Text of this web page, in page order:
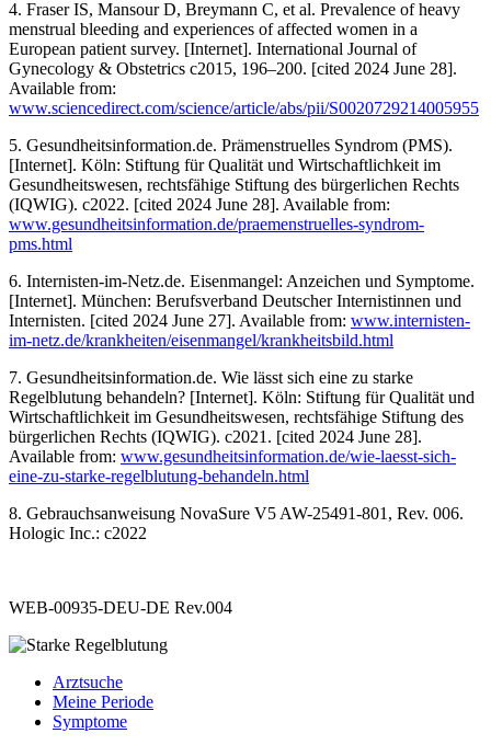
4. Fraser IS, Mansour D, Breymann C, et al. Prevalence of heavy
menstrual bleeding and experiences of affected women in a
European patient survey. [Internet]. International Journal of
Gynecology & Obstetrics c2015, 196–200. [cited 2024 June 28].
Available from:
www.sciencedirect.com/science/article/abs/pii/S0020729214005955
5. Gesundheitsinformation.de. Prämenstruelles Syndrom (PMS).
[Internet]. Köln: Stiftung für Qualität und Wirtschaftlichkeit im
Gesundheitswesen, rechtsfähige Stiftung des bürgerlichen Rechts
(IQWIG). c2022. [cited 2024 June 28]. Available from:
www.gesundheitsinformation.de/praemenstruelles-syndrom-
pms.html
6. Internisten-im-Netz.de. Eisenmangel: Anzeichen und Symptome.
[Internet]. München: Berufsverband Deutscher Internistinnen und
Internisten. [cited 2024 June 27]. Available from: www.internisten-
im-netz.de/krankheiten/eisenmangel/krankheitsbild.html
7. Gesundheitsinformation.de. Wie lässt sich eine zu starke
Regelblutung behandeln? [Internet]. Köln: Stiftung für Qualität und
Wirtschaftlichkeit im Gesundheitswesen, rechtsfähige Stiftung des
bürgerlichen Rechts (IQWIG). c2021. [cited 2024 June 28].
Available from: www.gesundheitsinformation.de/wie-laesst-sich-
eine-zu-starke-regelblutung-behandeln.html
8. Gebrauchsanweisung NovaSure V5 AW-25491-801, Rev. 006.
Hologic Inc.: c2022
WEB-00935-DEU-DE Rev.004
Arztsuche
Meine Periode
Symptome